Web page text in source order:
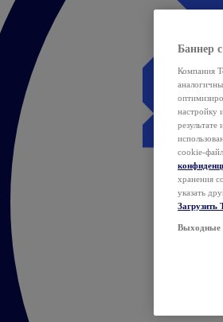
Баннер
Компания
настройку
cookie-
хранения
указать
Загрузить
Выходные